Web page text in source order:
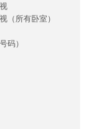
（所有卧室）
码）